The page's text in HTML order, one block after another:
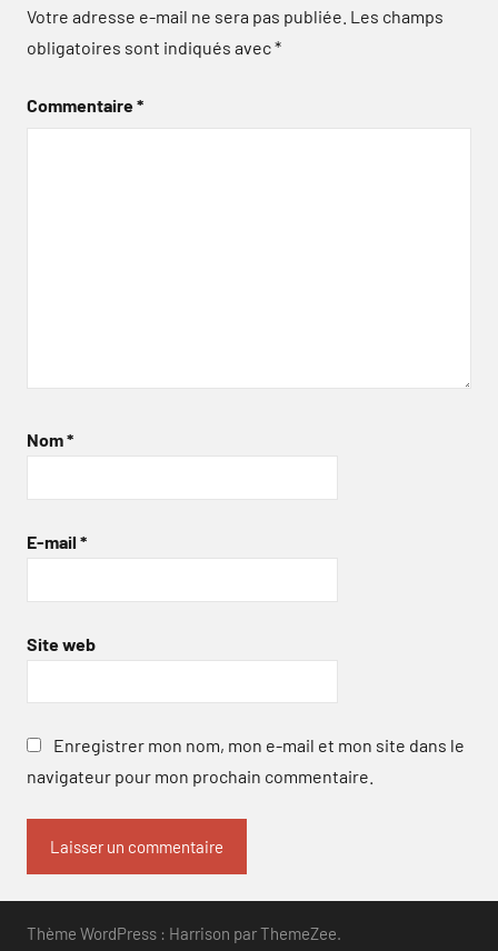
Votre adresse e-mail ne sera pas publiée. Les champs
obligatoires sont indiqués avec*
Commentaire*
Nom*
E-mail *
Site web
Enregistrer mon nom, mon e-mail et mon site dans le
navigateur pour mon prochain commentaire.
Thème WordPress : Harrison par ThemeZee.